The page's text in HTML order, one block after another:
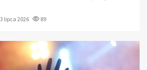
lipca 2026 89